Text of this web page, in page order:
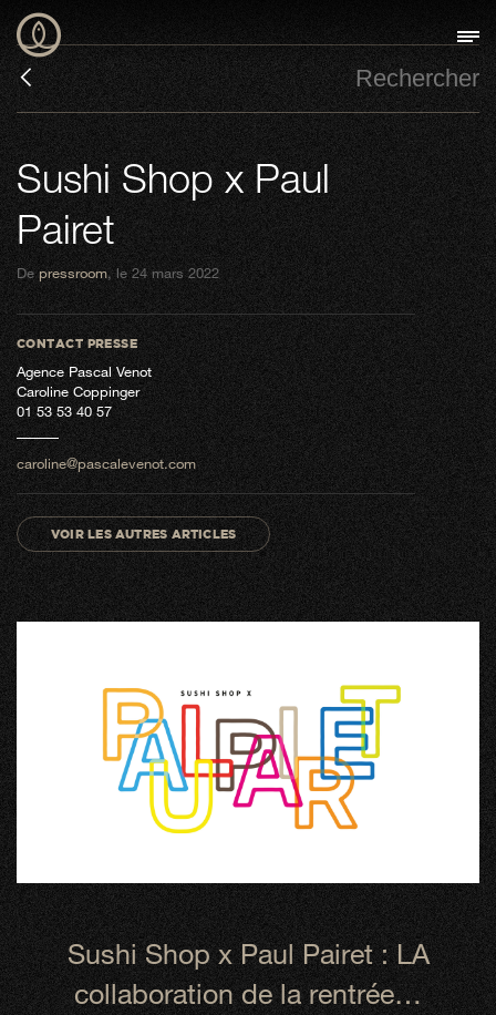
Sushi Shop x Paul
Pairet
Depressroom, le 24 mars 2022
CONTACT PRESSE
Agence Pascal Venot
Caroline Coppinger
01 53 53 40 57
caroline@pascalevenot.com
VOIR LES AUTRES ARTICLES
Sushi Shop x Paul Pairet : LA
collaboration de la rentrée…